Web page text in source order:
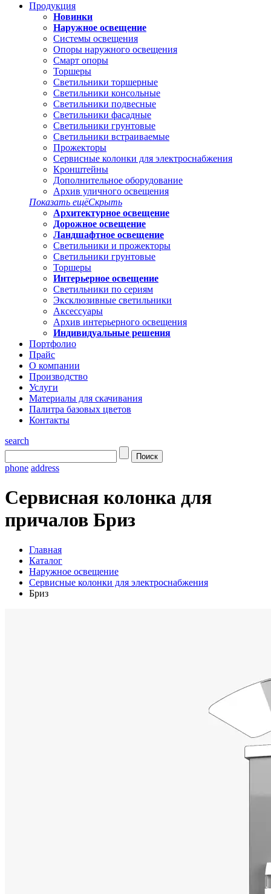
Продукция
Новинки
Наружное освещение
Системы освещения
Опоры наружного освещения
Смарт опоры
Торшеры
Светильники торшерные
Светильники консольные
Светильники подвесные
Светильники фасадные
Светильники грунтовые
Светильники встраиваемые
Прожекторы
Сервисные колонки для электроснабжения
Кронштейны
Дополнительное оборудование
Архив уличного освещения
Показать ещёСкрыть
Архитектурное освещение
Дорожное освещение
Ландшафтное освещение
Светильники и прожекторы
Светильники грунтовые
Торшеры
Интерьерное освещение
Светильники по сериям
Эксклюзивные светильники
Аксессуары
Архив интерьерного освещения
Индивидуальные решения
Портфолио
Прайс
О компании
Производство
Услуги
Материалы для скачивания
Палитра базовых цветов
Контакты
search
phone address
Сервисная колонка для
причалов Бриз
Главная
Каталог
Наружное освещение
Сервисные колонки для электроснабжения
Бриз